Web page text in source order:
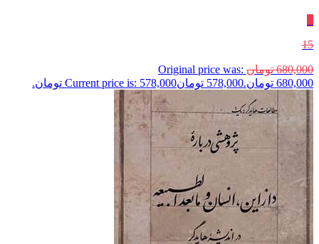
15
680,000 تومان Original price was:
680,000 تومان.
578,000 تومانCurrent price is: 578,000 تومان.